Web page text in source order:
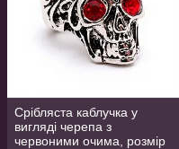
Срібляста каблучка у
вигляді черепа з
червоними очима, розмір